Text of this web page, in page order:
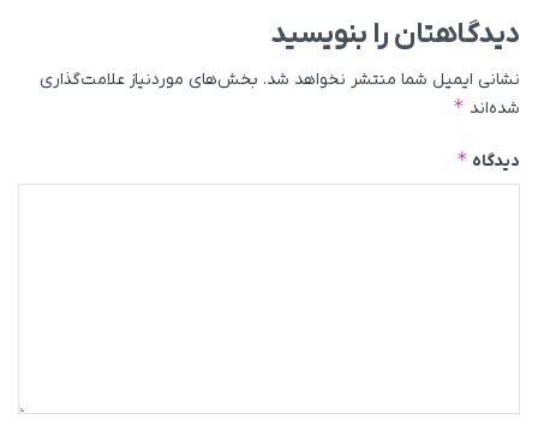
دیدگاهتان را بنویسید
نشانی ایمیل شما منتشر نخواهد شد. بخش‌های موردنیاز علامت‌گذاری
شده‌اند *
دیدگاه *